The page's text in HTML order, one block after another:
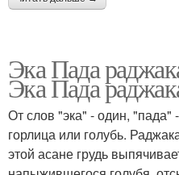
Эка Пада
Эка Пада
От слов "эка" - один, "пада"
горлица или голубь.
этой асане грудь